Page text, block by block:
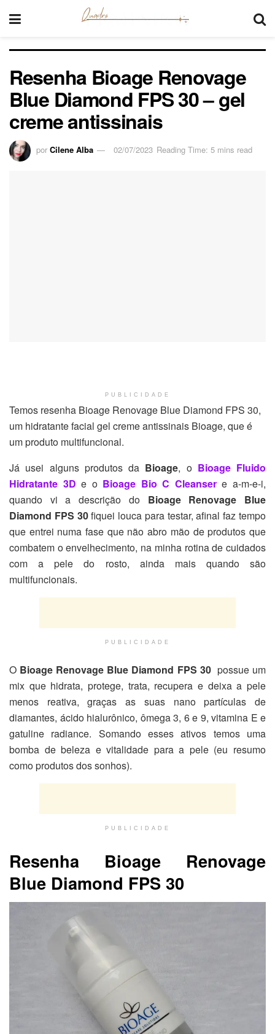
Resenha Bioage Renovage
Blue Diamond FPS 30 – gel
creme antissinais
por Cilene Alba 02/07/2023 Reading Time: 5 mins read
PUBLICIDADE
Temos resenha Bioage Renovage Blue Diamond FPS 30,
um hidratante facial gel creme antissinais Bioage, que é
um produto multifuncional.
Já usei alguns produtos da Bioage, o Bioage Fluido
Hidratante 3D e o Bioage Bio C Cleansere a-m-e-i,
quando vi a descrição do Bioage Renovage Blue
Diamond FPS 30fiquei louca para testar, afinal faz tempo
que entrei numa fase que não abro mão de produtos que
combatem o envelhecimento, na minha rotina de cuidados
com a pele do rosto, ainda mais quando são
multifuncionais.
PUBLICIDADE
O Bioage Renovage Blue Diamond FPS 30possue um
mix que hidrata, protege, trata, recupera e deixa a pele
menos reativa, graças as suas nano partículas de
diamantes, ácido hialurônico, ômega 3, 6 e 9, vitamina E e
gatuline radiance. Somando esses ativos temos uma
bomba de beleza e vitalidade para a pele (eu resumo
como produtos dos sonhos).
PUBLICIDADE
Resenha Bioage Renovage
Blue Diamond FPS 30